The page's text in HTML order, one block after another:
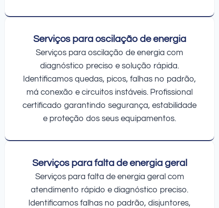
Serviços para oscilação de energia
Serviços para oscilação de energia com
diagnóstico preciso e solução rápida.
Identificamos quedas, picos, falhas no padrão,
má conexão e circuitos instáveis. Profissional
certificado garantindo segurança, estabilidade
e proteção dos seus equipamentos.
Serviços para falta de energia geral
Serviços para falta de energia geral com
atendimento rápido e diagnóstico preciso.
Identificamos falhas no padrão, disjuntores,